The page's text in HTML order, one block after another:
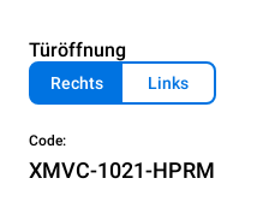
Türöffnung
Rechts Links
Code:
XMVC-1021-HPRM